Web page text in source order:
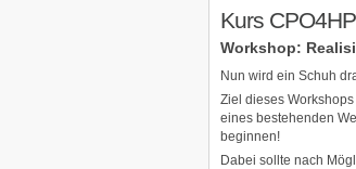
Kurs CPO4HP
Workshop:
Nun wird ein Schuh
Ziel dieses
eines bestehenden
beginnen!
Dabei sollte nach